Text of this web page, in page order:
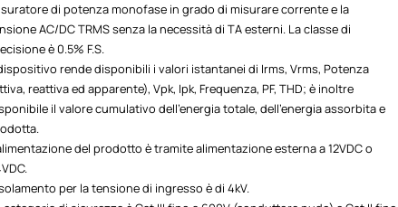
di potenza monofase in grado di misurare corrente e la
AC/DC TRMS senza la necessità di TA esterni. La classe di
è 0.5% F.S.
rende disponibili i valori istantanei di Irms, Vrms, Potenza
reattiva ed apparente), Vpk, Ipk, Frequenza, PF, THD; è inoltre
il valore cumulativo dell’energia totale, dell’energia assorbita e
del prodotto è tramite alimentazione esterna a 12VDC o
per la tensione di ingresso è di 4kV.